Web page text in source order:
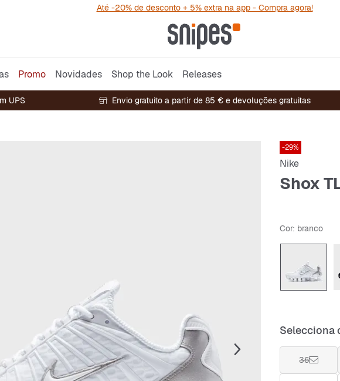
Até -20% de desconto + 5% extra na app - Compra agora!
Promo Novidades Shop the Look Releases
UPS Envio gratuito a partir de 85 € e devoluções gratuitas
-29%
Nike
Shox
Cor: branco
Selecciona
36